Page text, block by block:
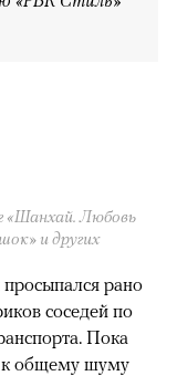
«Шанхай. Любовь
и других
рано
соседей по
Пока
к общему шуму